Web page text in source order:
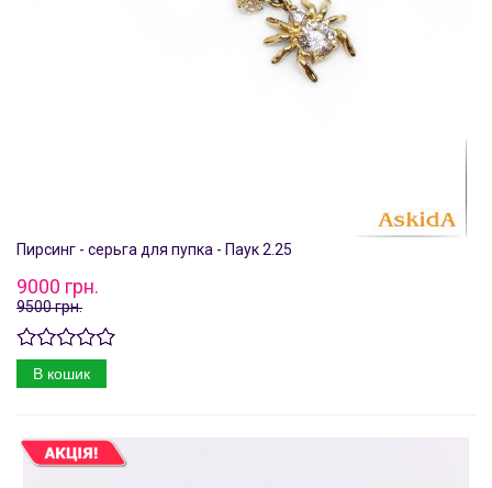
Пирсинг - серьга для пупка - Паук 2.25
9000 грн.
9500 грн.
В кошик